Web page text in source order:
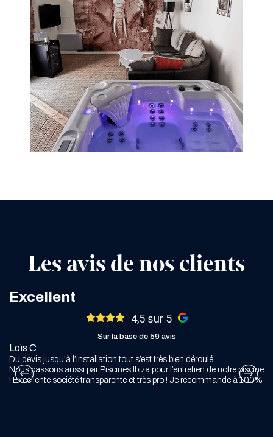
Les avis de nos clients
Excellent
4,5 sur 5
Sur la base de 59 avis
Loïs C
Du devis jusqu’à l’installation tout s’est très bien déroulé.
Nous passons aussi par Piscines Ibiza pour l’entretien de notre piscine
! Excellente société transparente et très pro ! Je recommande à 100%